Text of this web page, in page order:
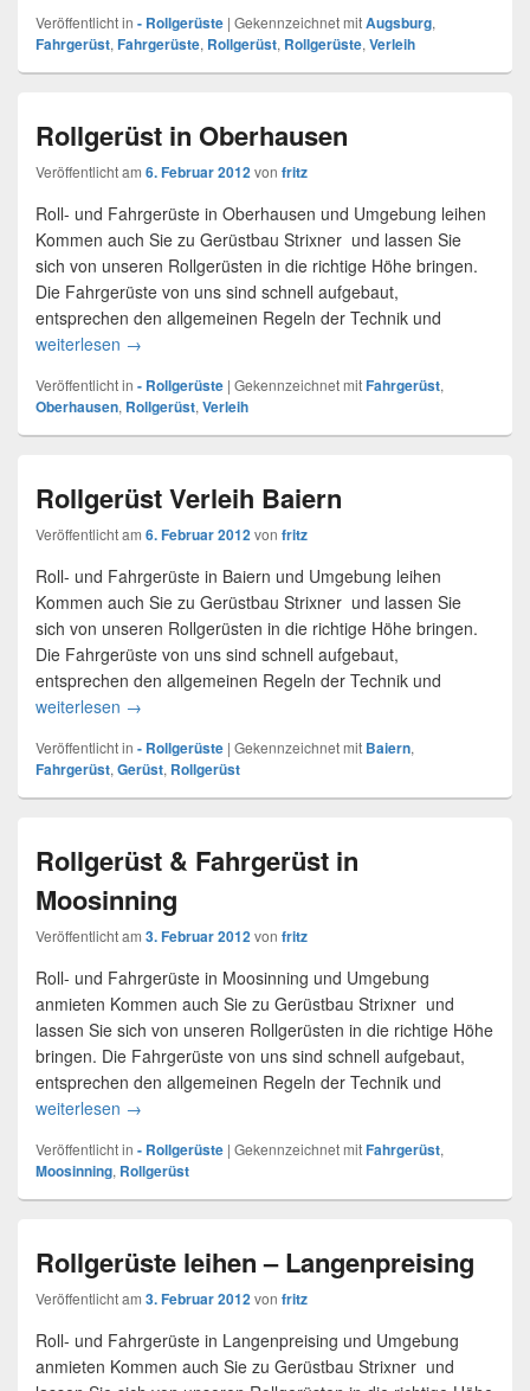
Veröffentlicht in - Rollgerüste | Gekennzeichnet mitAugsburg,
Fahrgerüst, Fahrgerüste, Rollgerüst, Rollgerüste, Verleih
Rollgerüst in Oberhausen
Veröffentlicht am 6. Februar 2012von fritz
Roll- und Fahrgerüste in Oberhausen und Umgebung leihen
Kommen auch Sie zu Gerüstbau Strixner und lassen Sie
sich von unseren Rollgerüsten in die richtige Höhe bringen.
Die Fahrgerüste von uns sind schnell aufgebaut,
entsprechen den allgemeinen Regeln der Technik und
weiterlesen Rollgerüst in Oberhausen
→
Veröffentlicht in - Rollgerüste | Gekennzeichnet mitFahrgerüst,
Oberhausen, Rollgerüst, Verleih
Rollgerüst Verleih Baiern
Veröffentlicht am 6. Februar 2012von fritz
Roll- und Fahrgerüste in Baiern und Umgebung leihen
Kommen auch Sie zu Gerüstbau Strixner und lassen Sie
sich von unseren Rollgerüsten in die richtige Höhe bringen.
Die Fahrgerüste von uns sind schnell aufgebaut,
entsprechen den allgemeinen Regeln der Technik und
weiterlesen Rollgerüst Verleih Baiern
→
Veröffentlicht in - Rollgerüste | Gekennzeichnet mit Baiern,
Fahrgerüst, Gerüst, Rollgerüst
Rollgerüst & Fahrgerüst in
Moosinning
Veröffentlicht am 3. Februar 2012von fritz
Roll- und Fahrgerüste in Moosinning und Umgebung
anmieten Kommen auch Sie zu Gerüstbau Strixner und
lassen Sie sich von unseren Rollgerüsten in die richtige Höhe
bringen. Die Fahrgerüste von uns sind schnell aufgebaut,
entsprechen den allgemeinen Regeln der Technik und
weiterlesen Rollgerüst & Fahrgerüst in Moosinning
→
Veröffentlicht in - Rollgerüste | Gekennzeichnet mitFahrgerüst,
Moosinning, Rollgerüst
Rollgerüste leihen – Langenpreising
Veröffentlicht am 3. Februar 2012von fritz
Roll- und Fahrgerüste in Langenpreising und Umgebung
anmieten Kommen auch Sie zu Gerüstbau Strixner und